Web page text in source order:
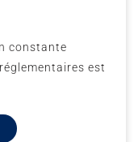
constante
est